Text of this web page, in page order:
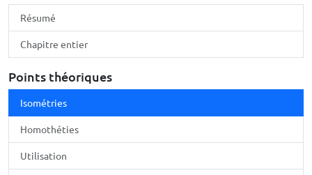
Résumé
Chapitre entier
Points théoriques
Isométries
Homothéties
Utilisation